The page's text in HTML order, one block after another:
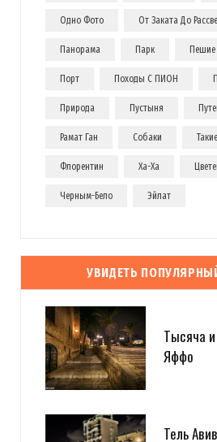
Одно Фото От Заката До
Панорама Парк Пешие
Порт Походы С ПИОН
Природа Пустыня
Рамат Ган Собаки
Флорентин Ха-Ха
Черным-Бело Эйлат
УВИДЕТЬ
Тысяча
Яффо
Тель